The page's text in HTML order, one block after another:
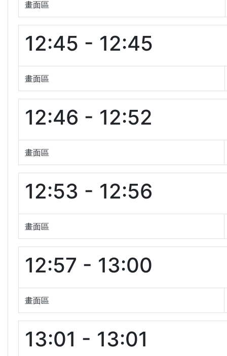
畫面區
12:45 - 12:45
畫面區
12:46 - 12:52
畫面區
12:53 - 12:56
畫面區
12:57 - 13:00
畫面區
13:01 - 13:01